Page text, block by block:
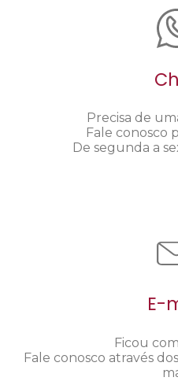
Precisa de
Fale conosco
De segunda a
E-
Ficou
Fale conosco através